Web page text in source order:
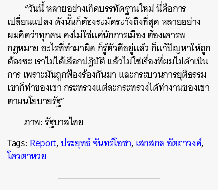
“วันนี้ หลายอย่างเกิดบรรทัดฐานใหม่ นี่คือการ
เปลี่ยนแปลง ดังนั้นก็ต้องระมัดระวังถึงที่สุด หลายอย่าง
ผมคิดว่าทุกคน คงไม่ใช่แค่นักการเมือง ต้องเคารพ
กฎหมาย อะไรที่ทำมาผิด ก็รู้ตัวดีอยู่แล้ว ก็แก้ปัญหาให้ถูก
ต้องซะ เราไม่ได้เลือกปฏิบัติ แล้วไม่ใช่เรื่องที่ผมไม่ดำเนิน
การ เพราะมันถูกฟ้องร้องกันมา และกระบวนการยุติธรรม
เขาก็ทำของเขา กระทรวงแต่ละกระทรวงได้ทำงานของเขา
ตามนโยบายรัฐ”
ภาพ: รัฐบาลไทย
Tags:Report,ประยุทธ์ จันทร์โอชา,เสกสกล อัตถาวงศ์,
โควตาหวย
SHARE TWEET LINE EMAIL